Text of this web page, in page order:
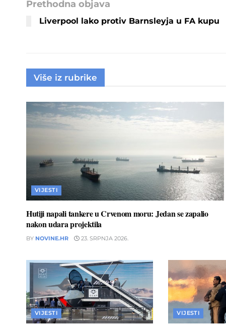
Prethodna objava
Liverpool lako protiv Barnsleyja u FA kupu
Više iz rubrike
VIJESTI
Hutiji napali tankere u Crvenom moru: Jedan se zapalio
nakon udara projektila
BY NOVINE.HR 23. SRPNJA 2026.
VIJESTI VIJESTI